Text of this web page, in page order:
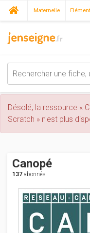
Maternelle
Désolé, la ressource «
Scratch » n'est plus
Canopé
137 abonnés